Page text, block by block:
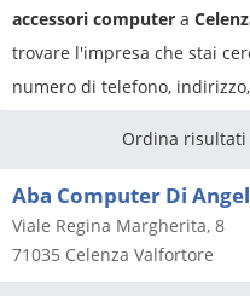
accessori computer a
trovare l'impresa che stai
numero di telefono,
Ordina risultati
Aba Computer Di
Viale Regina Margherita, 8
71035 Celenza Valfortore